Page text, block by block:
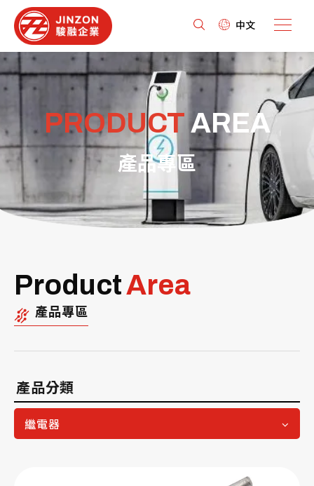
中文
PRODUCTAREA
產品專區
ProductArea
產品專區
產品分類
繼電器